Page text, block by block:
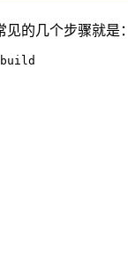
见的几个步骤就是：